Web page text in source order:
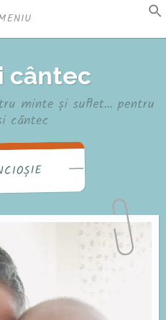
cântec
minte și suflet… pentru
cântec